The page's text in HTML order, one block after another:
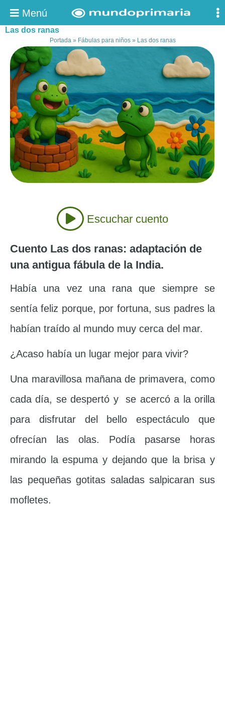
Menú
Las dos ranas
Portada» Fábulas para niños» Las dos ranas
Escuchar cuento
Cuento Las dos ranas: adaptación de
una antigua fábula de la India.
Había una vez una rana que siempre se
sentía feliz porque, por fortuna, sus padres la
habían traído al mundo muy cerca del mar.
¿Acaso había un lugar mejor para vivir?
Una maravillosa mañana de primavera, como
cada día, se despertó y se acercó a la orilla
para disfrutar del bello espectáculo que
ofrecían las olas. Podía pasarse horas
mirando la espuma y dejando que la brisa y
las pequeñas gotitas saladas salpicaran sus
mofletes.